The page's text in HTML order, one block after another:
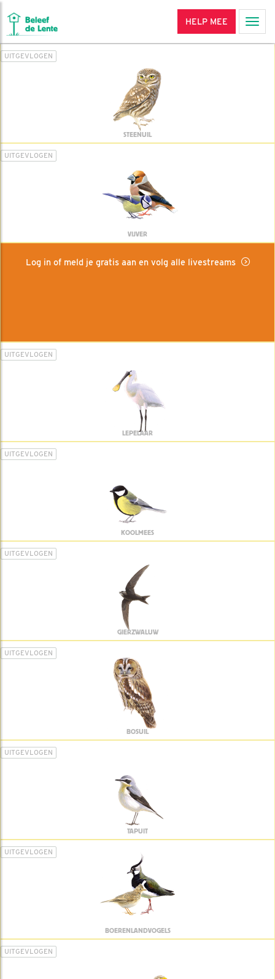
HELP MEE
UITGEVLOGEN
STEENUIL
UITGEVLOGEN
VIJVER
Log in of meld je gratis aan en volg alle livestreams
UITGEVLOGEN
LEPELAAR
UITGEVLOGEN
KOOLMEES
UITGEVLOGEN
GIERZWALUW
UITGEVLOGEN
BOSUIL
UITGEVLOGEN
TAPUIT
UITGEVLOGEN
BOERENLANDVOGELS
UITGEVLOGEN